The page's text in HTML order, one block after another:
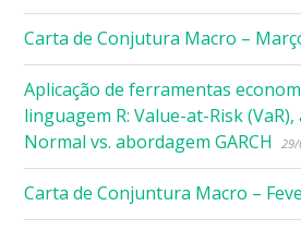
Carta de Conjutura Macro –
Aplicação de ferramentas
linguagem R: Value-at-Risk
Normal vs. abordagem GARCH
Carta de Conjuntura Macro –